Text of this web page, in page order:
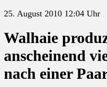
25. August 2010 12:04 Uhr
Walhaie
anscheinend
nach einer